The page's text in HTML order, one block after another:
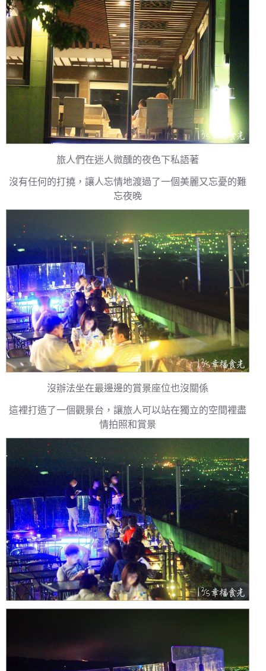
旅人們在迷人微醺的夜色下私語著
沒有任何的打撓，讓人忘情地渡過了一個美麗又忘憂的難
忘夜晚
沒辦法坐在最邊邊的賞景座位也沒關係
這裡打造了一個觀景台，讓旅人可以站在獨立的空間裡盡
情拍照和賞景